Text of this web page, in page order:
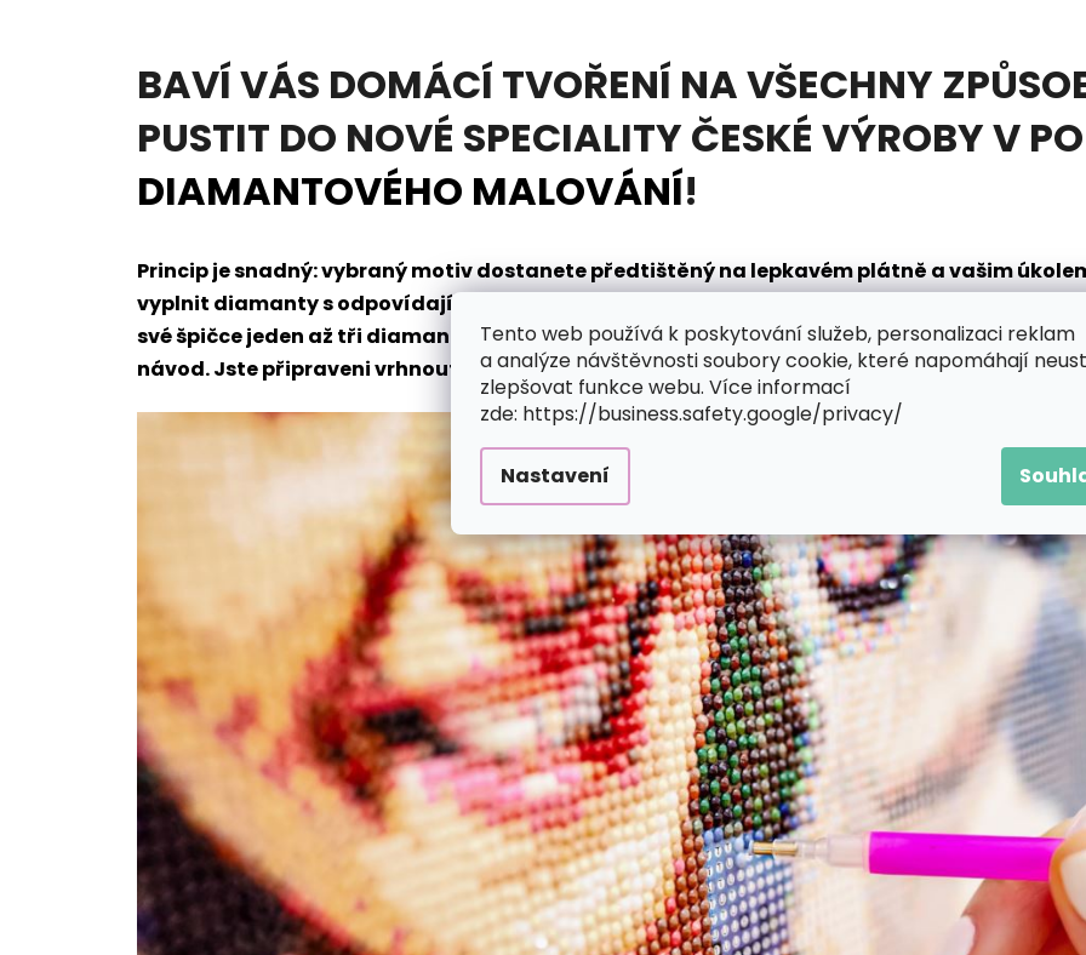
Tento web používá k poskytování služeb, personalizaci reklam
a analýze návštěvnosti soubory cookie, které napomáhají
zlepšovat funkce webu. Více informací
zde: https://business.safety.google/privacy/
Nastavení
BAVÍ VÁS DOMÁCÍ TVOŘENÍ NA VŠECHNY
PUSTIT DO NOVÉ SPECIALITY ČESKÉ VÝROBY V
DIAMANTOVÉHO MALOVÁNÍ!
Princip je snadný: vybraný motiv dostanete předtištěný na lepkavém plátně a vašim
vyplnit diamanty s odpovídajícím označením. K tomu vám pomůže
své špičce jeden až tři diamanty najednou. V sadě obdržíte také mističku na nabírání
návod. Jste připraveni vrhnout se do třpytivého světa zábavy?